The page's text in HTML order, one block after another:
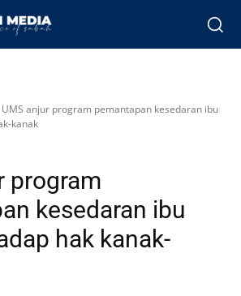
UMS anjur program pemantapan kesedaran ibu
kanak
program
kesedaran ibu
hak kanak-